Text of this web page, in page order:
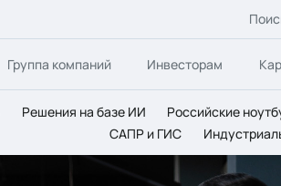
Группа компаний Инвесторам
Решения на базе ИИ Российские
САПР и ГИС